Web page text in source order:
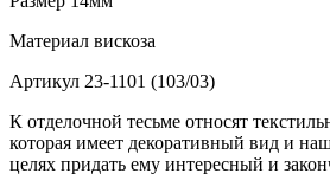
Материал вискоза
Артикул 23-1101 (103/03)
К отделочной тесьме относят
которая имеет декоративный вид и
целях придать ему интересный и